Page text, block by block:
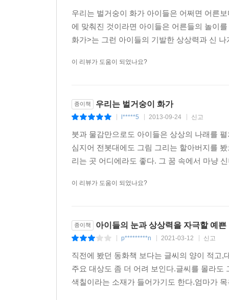
우리는 벌거숭이 화가 아이들은 어쩌면 어른
에 맞춰진 것이라면 아이들은 어른들의 놀이
화가>는 그런 아이들의 기발한 상상력과 신
이 리뷰가 도움이 되었나요?
종이책 우리는 벌거숭이 화가
l*****5 2013-09-24 신고
붓과 물감만으로도 아이들은 상상의 나래를
심지어 전봇대에도 그림 그리는 할아버지를
리는 곳 어디에라도 좋다. 그 꿈 속에서 마냥
이 리뷰가 도움이 되었나요?
종이책 아이들의 눈과 상상력을 자극할 예쁜
p*********n 2021-03-12 신고
직전에 봤던 동화책 보다는 글씨의 양이 적고
주요 대상도 좀 더 어려 보인다.글씨를 몰라
색칠이라는 소재가 들어가기도 한다.엄마가